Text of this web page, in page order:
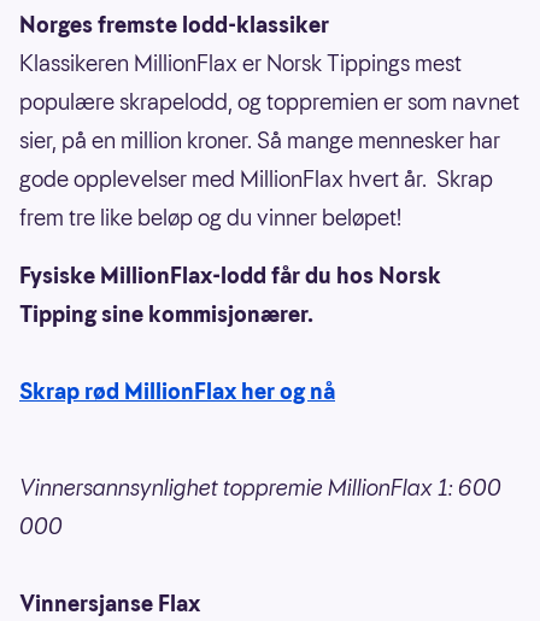
Norges fremste lodd-klassiker
Klassikeren MillionFlax er Norsk Tippings mest
populære skrapelodd, og toppremien er som navnet
sier, på en million kroner. Så mange mennesker har
gode opplevelser med MillionFlax hvert år. Skrap
frem tre like beløp og du vinner beløpet!
Fysiske MillionFlax-lodd får du hos Norsk
Tipping sine kommisjonærer.
Skrap rød MillionFlax her og nå
Vinnersannsynlighet toppremie MillionFlax 1: 600
000
Vinnersjanse Flax